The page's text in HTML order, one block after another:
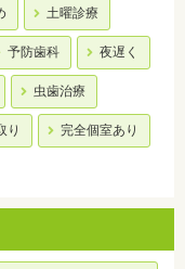
土曜診療
予防歯科 夜遅く
虫歯治療
り 完全個室あり